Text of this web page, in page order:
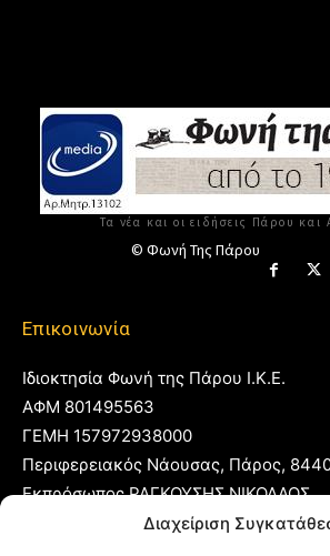
Διαχείριση
Τα νέα και οι ειδήσεις Πάρου και
© Φωνή Της Πάρου
Επικοινωνία
Ιδιοκτησία Φωνή της Πάρου Ι.Κ.Ε.
ΑΦΜ 801495563
ΓΕΜΗ 157972938000
Περιφερειακός Νάουσας, Πάρος,
Εκπρόσωπος ΡΑΓΚΟΥΣΗΣ ΝΙΚΟΛΑΟΣ